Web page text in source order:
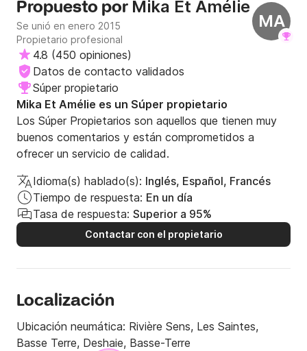
MA
Propuesto por Mika Et Amélie
Se unió en enero 2015
Propietario profesional
4.8 (450 opiniones)
Datos de contacto validados
Súper propietario
Mika Et Amélie es un Súper propietario
Los Súper Propietarios son aquellos que tienen muy
buenos comentarios y están comprometidos a
ofrecer un servicio de calidad.
Idioma(s) hablado(s): Inglés, Español, Francés
Tiempo de respuesta: En un día
Tasa de respuesta: Superior a 95%
Contactar con el propietario
Localización
Ubicación neumática: Rivière Sens, Les Saintes,
Basse Terre, Deshaie, Basse-Terre